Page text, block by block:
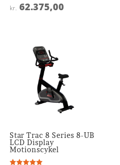
Vurderet
4.8
kr. 62.375,00
Star Trac 8 Series 8-UB
LCD Display
Motionscykel